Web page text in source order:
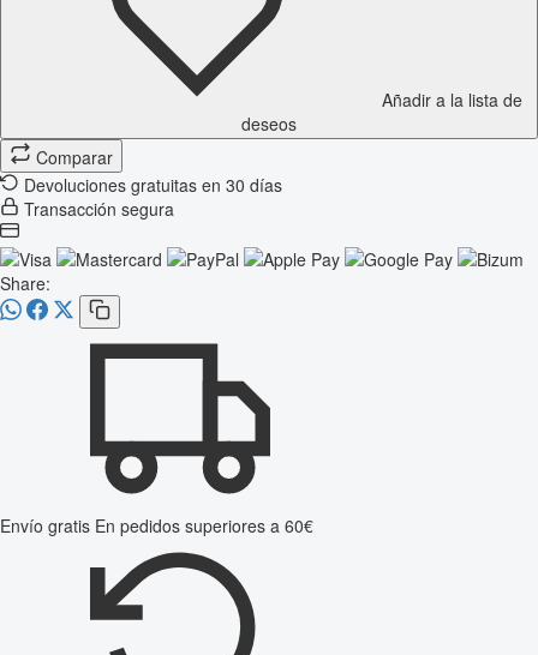
Añadir a la lista de
deseos
Comparar
Devoluciones gratuitas en 30 días
Transacción segura
Share:
Envío gratis En pedidos superiores a 60€